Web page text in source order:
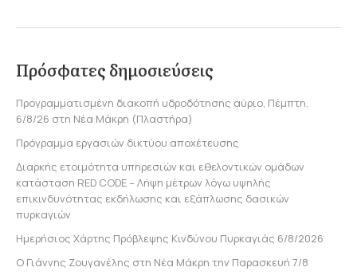
Πρόσφατες δημοσιεύσεις
Προγραμματισμένη διακοπή υδροδότησης αύριο, Πέμπτη,
6/8/26 στη Νέα Μάκρη (Πλαστήρα)
Πρόγραμμα εργασιών δικτύου αποχέτευσης
Διαρκής ετοιμότητα υπηρεσιών και εθελοντικών ομάδων
κατάσταση RED CODE – Λήψη μέτρων λόγω υψηλής
επικινδυνότητας εκδήλωσης και εξάπλωσης δασικών
πυρκαγιών
Ημερήσιος Χάρτης Πρόβλεψης Κινδύνου Πυρκαγιάς 6/8/2026
Ο Γιάννης Ζουγανέλης στη Νέα Μάκρη την Παρασκευή 7/8